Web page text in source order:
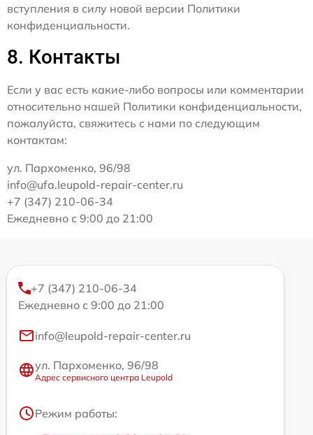
вступления в силу новой версии Политики
конфиденциальности.
8. Контакты
Если у вас есть какие-либо вопросы или комментарии
относительно нашей Политики конфиденциальности,
пожалуйста, свяжитесь с нами по следующим
контактам:
ул. Пархоменко, 96/98
info@ufa.leupold-repair-center.ru
+7 (347) 210-06-34
Ежедневно с 9:00 до 21:00
+7 (347) 210-06-34
Ежедневно с 9:00 до 21:00
info@leupold-repair-center.ru
ул. Пархоменко, 96/98
Адрес сервисного центра Leupold
Режим работы: